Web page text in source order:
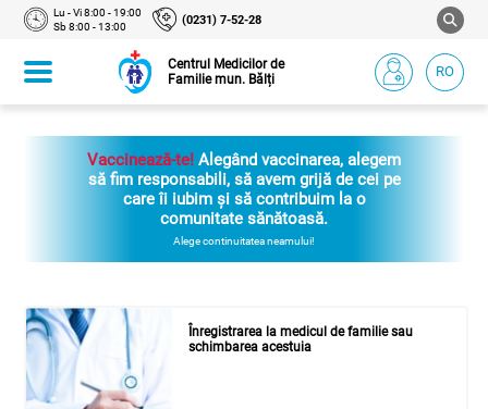
Lu - Vi 8:00 - 19:00
Sb 8:00 - 13:00
(0231) 7-52-28
Centrul Medicilor de
Familie mun. Bălți
RO
Vaccinează-te! Alegând vaccinarea, alegem
să fim responsabili, să avem grijă de cei pe
care îi iubim și să contribuim la o
comunitate sănătoasă.
Alege continuitatea neamului!
Înregistrarea la medicul de familie sau
schimbarea acestuia